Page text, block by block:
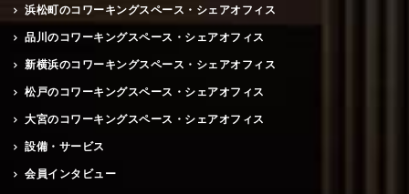
浜松町のコワーキングスペース・シェアオフィス
品川のコワーキングスペース・シェアオフィス
新横浜のコワーキングスペース・シェアオフィス
松戸のコワーキングスペース・シェアオフィス
大宮のコワーキングスペース・シェアオフィス
設備・サービス
会員インタビュー